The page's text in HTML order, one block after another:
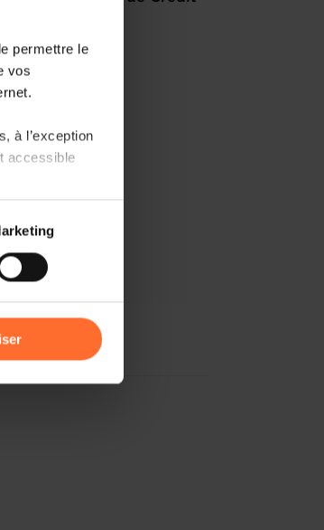
permettre le
vos
à l’exception
accessible
réseaux